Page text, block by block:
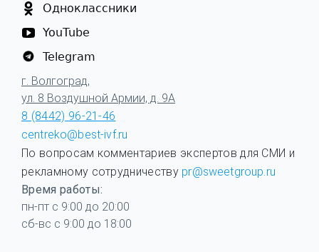
Одноклассники
YouTube
Telegram
г. Волгоград,
ул. 8 Воздушной Армии, д. 9А
8 (8442) 96-21-46
centreko@best-ivf.ru
По вопросам комментариев экспертов для СМИ и
рекламному сотрудничеству pr@sweetgroup.ru
Время работы:
пн-пт с 9:00 до 20:00
сб-вс с 9:00 до 18:00